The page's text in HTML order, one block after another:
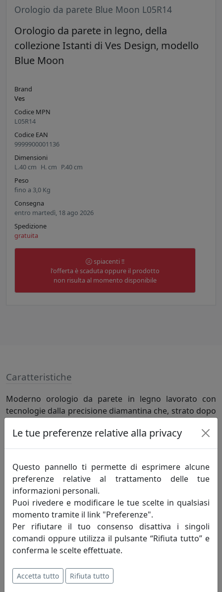
Orologio da parete Blue Moon L05R14
Orologio da parete in legno, della
collezione Istanti di Ves Design, modello
Blue Moon
Brand
Ves
Codice MPN
L05R14
Codice EAN
9999900001136
Dimensioni
L.40 cm H. cm P.40 cm
Peso
fino a 3,0 Kg
Consegna
entro martedì, 18 ago 2026
Spedizione
gratuita
spiacenti !!
l'offerta è scaduta oppure il prodotto
non risulta al momento disponibile
Caratteristiche
Moderno orologio da parete in legno lavorato con
tecnologie dalla precisione diamantina che, strato dopo
retro dell'orologio è sede per un meccasimo tedesco ed
è rifinito anch esso in tutti i particolari per favorirne
Informazioni sul brand
Home Decor fatto in Italia. Realizziamo
articoli per la casa e per la tavola che
coniugano la creatività e la tradizione
artigiana con le più avanzate tecnologie
Realizziamo oggettistica e articoli da regalo da più di
Le tue preferenze relative alla privacy
Questo pannello ti permette di esprimere alcune
preferenze relative al trattamento delle tue
informazioni personali.
Puoi rivedere e modificare le tue scelte in qualsiasi
momento tramite il link "Preferenze".
Per rifiutare il tuo consenso disattiva i singoli
comandi oppure utilizza il pulsante “Rifiuta tutto” e
conferma le scelte effettuate.
Accetta tutto Rifiuta tutto